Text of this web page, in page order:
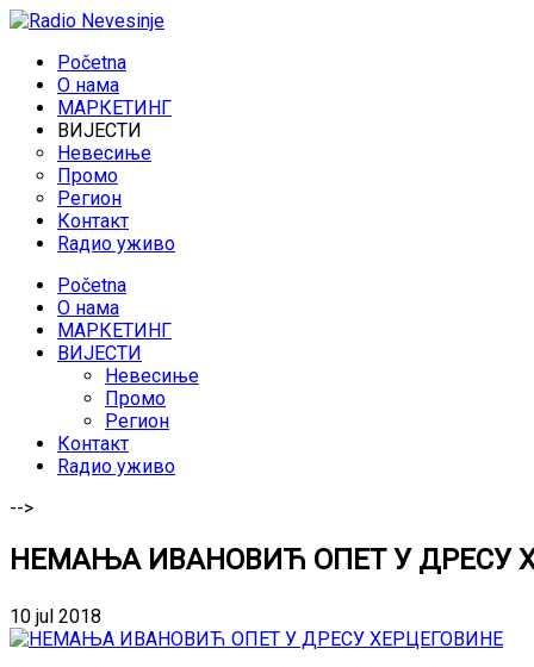
Početna
O нама
МАРКЕТИНГ
ВИЈЕСТИ
Невесиње
Промо
Регион
Контакт
Rадио уживо
Početna
O нама
МАРКЕТИНГ
ВИЈЕСТИ
Невесиње
Промо
Регион
Контакт
Rадио уживо
-->
НЕМАЊА ИВАНОВИЋ ОПЕТ У ДРЕСУ
10 jul 2018